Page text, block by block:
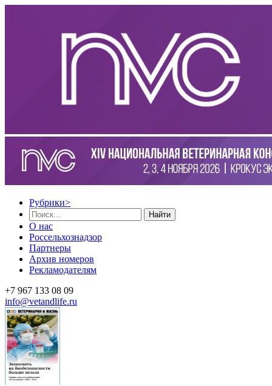
Рубрики>
Найти
О нас
Россельхознадзор
Партнеры
Архив номеров
Рекламодателям
+7 967 133 08 09
info@vetandlife.ru